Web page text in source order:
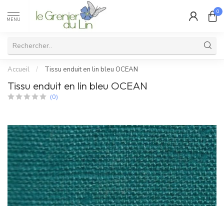
MENU
0
Accueil / Tissu enduit en lin bleu OCEAN
Tissu enduit en lin bleu OCEAN
(0)